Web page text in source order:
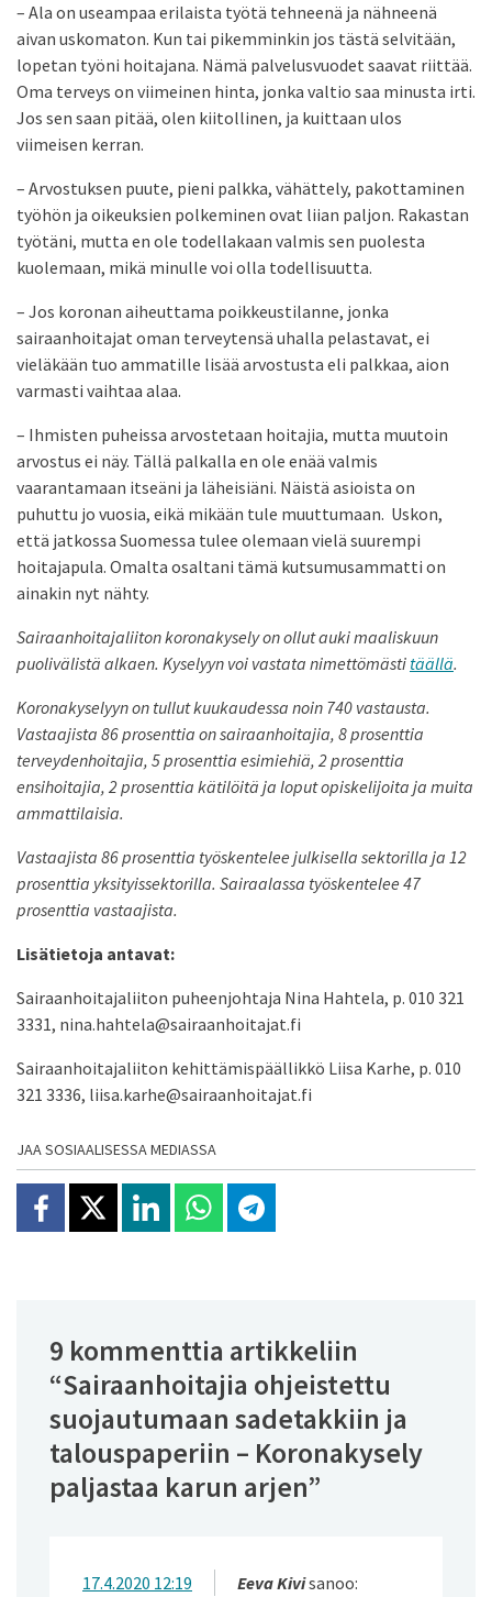
– Ala on useampaa erilaista työtä tehneenä ja nähneenä
aivan uskomaton. Kun tai pikemminkin jos tästä selvitään,
lopetan työni hoitajana. Nämä palvelusvuodet saavat riittää.
Oma terveys on viimeinen hinta, jonka valtio saa minusta irti.
Jos sen saan pitää, olen kiitollinen, ja kuittaan ulos
viimeisen kerran.
– Arvostuksen puute, pieni palkka, vähättely, pakottaminen
työhön ja oikeuksien polkeminen ovat liian paljon. Rakastan
työtäni, mutta en ole todellakaan valmis sen puolesta
kuolemaan, mikä minulle voi olla todellisuutta.
– Jos koronan aiheuttama poikkeustilanne, jonka
sairaanhoitajat oman terveytensä uhalla pelastavat, ei
vieläkään tuo ammatille lisää arvostusta eli palkkaa, aion
varmasti vaihtaa alaa.
– Ihmisten puheissa arvostetaan hoitajia, mutta muutoin
arvostus ei näy. Tällä palkalla en ole enää valmis
vaarantamaan itseäni ja läheisiäni. Näistä asioista on
puhuttu jo vuosia, eikä mikään tule muuttumaan. Uskon,
että jatkossa Suomessa tulee olemaan vielä suurempi
hoitajapula. Omalta osaltani tämä kutsumusammatti on
ainakin nyt nähty.
Sairaanhoitajaliiton koronakysely on ollut auki maaliskuun
puolivälistä alkaen. Kyselyyn voi vastata nimettömästi täällä.
Koronakyselyyn on tullut kuukaudessa noin 740 vastausta.
Vastaajista 86 prosenttia on sairaanhoitajia, 8 prosenttia
terveydenhoitajia, 5 prosenttia esimiehiä, 2 prosenttia
ensihoitajia, 2 prosenttia kätilöitä ja loput opiskelijoita ja muita
ammattilaisia.
Vastaajista 86 prosenttia työskentelee julkisella sektorilla ja 12
prosenttia yksityissektorilla. Sairaalassa työskentelee 47
prosenttia vastaajista.
Lisätietoja antavat:
Sairaanhoitajaliiton puheenjohtaja Nina Hahtela, p. 010 321
3331, nina.hahtela@sairaanhoitajat.fi
Sairaanhoitajaliiton kehittämispäällikkö Liisa Karhe, p. 010
321 3336, liisa.karhe@sairaanhoitajat.fi
JAA SOSIAALISESSA MEDIASSA
Jaa Facebookissa
Jaa X:ssäJaa Linkedinissä
Jaa Whatsappissa
Jaa Telegramissa
9 kommenttia artikkeliin
“Sairaanhoitajia ohjeistettu
suojautumaan sadetakkiin ja
talouspaperiin – Koronakysely
paljastaa karun arjen”
Eeva Kivisanoo:
17.4.2020 12:19